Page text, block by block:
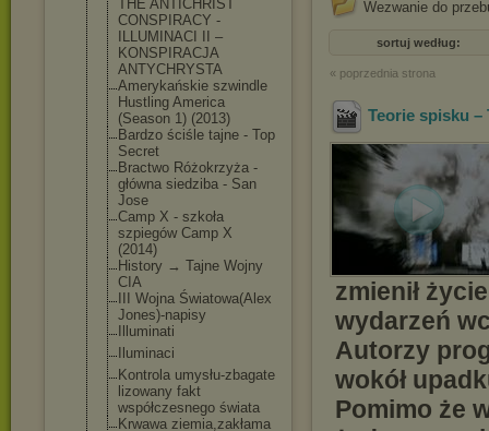
THE ANTICHRIST
CONSPIRACY -
ILLUMINACI II –
KONSPIRACJA
ANTYCHRYSTA
Amerykańskie szwindle
Hustling America
(Season 1) (2013)
Bardzo ściśle tajne - Top
Secret
Bractwo Różokrzyża -
główna siedziba - San
Jose
Camp X - szkoła
szpiegów Camp X
(2014)
History → Tajne Wojny
CIA
III Wojna Światowa(Alex
Jones)-napisy
Illuminati
Iluminaci
Kontrola umysłu-zbagate
lizowany fakt
współczesnego świata
Krwawa ziemia,zakłama
Wezwanie do
sortuj według:
« poprzednia strona
Teorie spisku –
zmienił
wydarzeń
Autorzy
wokół
Pomimo że